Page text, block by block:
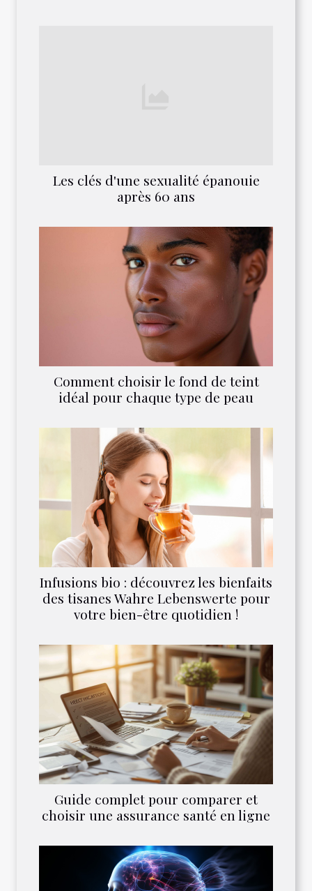
Les clés d'une sexualité épanouie
après 60 ans
Comment choisir le fond de teint
idéal pour chaque type de peau
Infusions bio : découvrez les bienfaits
des tisanes Wahre Lebenswerte pour
votre bien-être quotidien !
Guide complet pour comparer et
choisir une assurance santé en ligne